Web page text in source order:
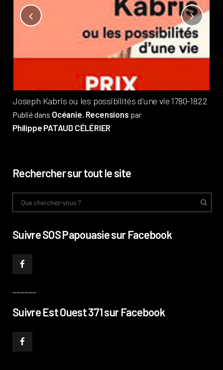
Joseph Kabris ou les possibilités d’une vie 1780-1822
Publié dans Océanie, Recensions par
Philippe PATAUD CÉLÉRIER
Rechercher sur tout le site
Suivre SOS Papouasie sur Facebook
Suivre Est Ouest 371 sur Facebook